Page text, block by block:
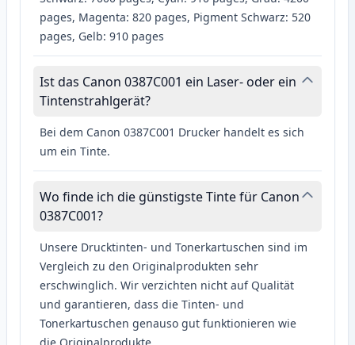
pages, Magenta: 820 pages, Pigment Schwarz: 520
pages, Gelb: 910 pages
Ist das Canon 0387C001 ein Laser- oder ein
Tintenstrahlgerät?
Bei dem Canon 0387C001 Drucker handelt es sich
um ein Tinte.
Wo finde ich die günstigste Tinte für Canon
0387C001?
Unsere Drucktinten- und Tonerkartuschen sind im
Vergleich zu den Originalprodukten sehr
erschwinglich. Wir verzichten nicht auf Qualität
und garantieren, dass die Tinten- und
Tonerkartuschen genauso gut funktionieren wie